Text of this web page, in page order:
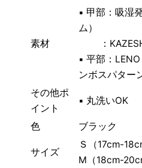
素材
▪ 甲部：吸湿
ム）
：
▪ 平部：
ンボスパター
その他ポ
イント
▪ 丸洗いOK
色 ブラック
サイズ
Ｓ（17cm-
M（18cm-